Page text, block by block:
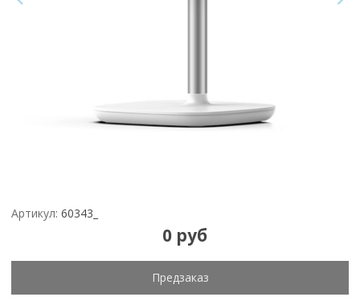
Артикул: 60343_
0 руб
Предзаказ